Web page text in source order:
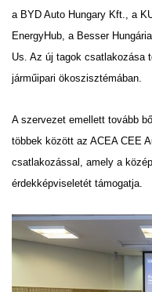
a BYD Auto Hungary Kft., a
EnergyHub, a Besser
Us. Az új tagok csatlakozása
járműipari ökoszisztémában.
A szervezet emellett tovább
többek között az ACEA CEE
csatlakozással, amely a
érdekképviseletét támogatja.